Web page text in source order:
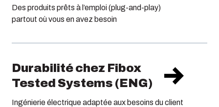
Des produits prêts à l’emploi (plug-and-play)
partout où vous en avez besoin
Durabilité chez Fibox
Tested Systems (ENG)
Ingénierie électrique adaptée aux besoins du client